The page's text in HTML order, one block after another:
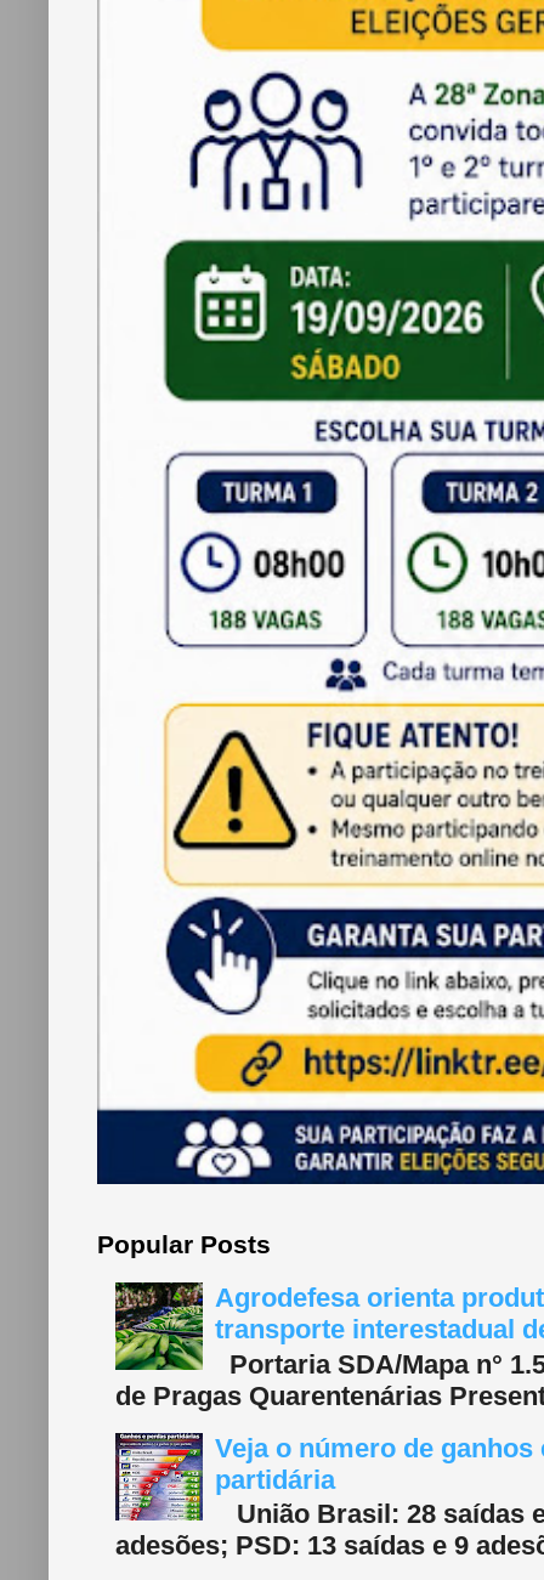
Popular Posts
Agrodefesa orienta
transporte interestadual
Portaria SDA/Mapa n°
de Pragas Quarentenárias
Veja o número de
partidária
União Brasil: 28 saídas
adesões; PSD: 13 saídas e 9